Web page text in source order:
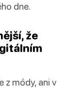
dne.
že
z módy, ani v